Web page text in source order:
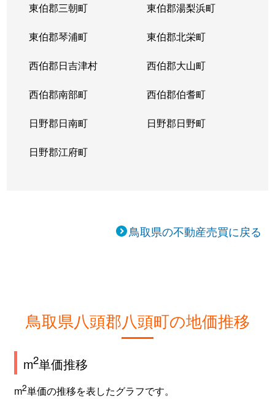
東伯郡三朝町 東伯郡湯梨浜町
東伯郡琴浦町 東伯郡北栄町
西伯郡日吉津村 西伯郡大山町
西伯郡南部町 西伯郡伯耆町
日野郡日南町 日野郡日野町
日野郡江府町
鳥取県の不動産売買に戻る
鳥取県八頭郡八頭町の地価推移
m2単価推移
m2単価の推移を表したグラフです。